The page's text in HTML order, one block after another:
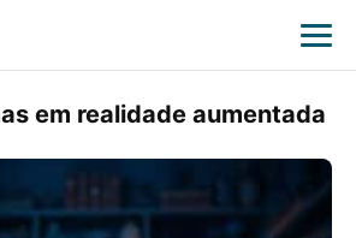
em realidade aumentada